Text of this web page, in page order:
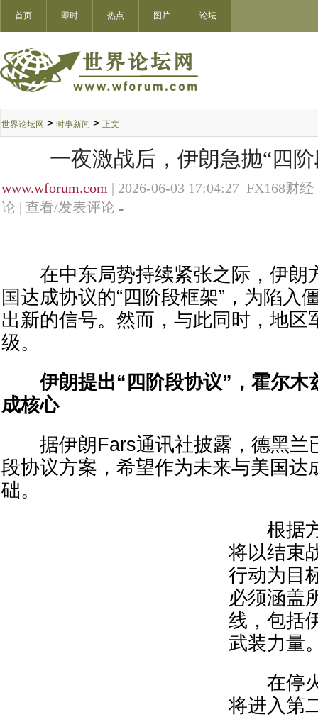
首页 即时 热点 图片 论坛
世界论坛网 > 时事新闻 > 正文
一夜激战后，伊朗急抛“四
www.wforum.com | 2026-06-03 17:04:27 FX168财
论 | 查看/发表评论
在中东局势持续紧张之际，伊朗
国达成协议的“四阶段框架”，为陷入
出新的信号。然而，与此同时，地区
级。
伊朗提出“四阶段协议”，霍尔木
成核心
据伊朗Fars通讯社披露，德黑兰
段协议方案，希望作为未来与美国达
础。
根据方
将以结束
行动为目
必须涵盖
线，包括
武装力量
在停火
将进入第